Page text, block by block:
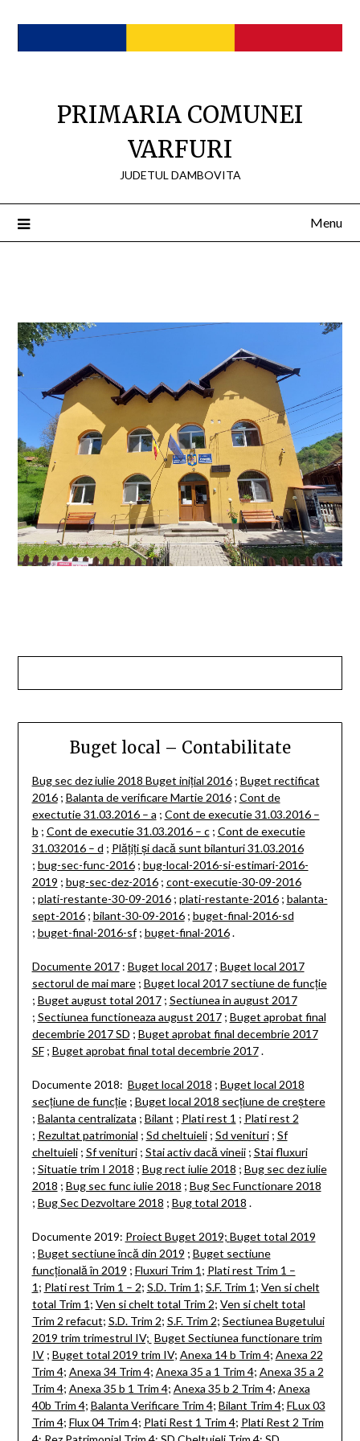
content
PRIMARIA COMUNEI
VARFURI
JUDETUL DAMBOVITA
Menu
Buget local – Contabilitate
Bug sec dez iulie 2018 Buget inițial 2016; Buget rectificat
2016; Balanta de verificare Martie 2016; Cont de
exectutie 31.03.2016 – a ; Cont de executie 31.03.2016 –
b ; Cont de executie 31.03.2016 – c; Cont de executie
31.032016 – d ; Plățiți și dacă sunt bilanturi 31.03.2016
; bug-sec-func-2016; bug-local-2016-si-estimari-2016-
2019 ; bug-sec-dez-2016; cont-executie-30-09-2016
; plati-restante-30-09-2016; plati-restante-2016; balanta-
sept-2016; bilant-30-09-2016; buget-final-2016-sd
; buget-final-2016-sf; buget-final-2016.
Documente 2017: Buget local 2017; Buget local 2017
sectorul de mai mare; Buget local 2017 sectiune de funcție
; Buget august total 2017; Sectiunea in august 2017
; Sectiunea functioneaza august 2017; Buget aprobat final
decembrie 2017 SD ; Buget aprobat final decembrie 2017
SF; Buget aprobat final total decembrie 2017.
Documente 2018: Buget local 2018 ; Buget local 2018
secțiune de funcție; Buget local 2018 secțiune de creștere
; Balanta centralizata ; Bilant ; Plati rest 1 ; Plati rest 2
; Rezultat patrimonial ; Sd cheltuieli; Sd venituri; Sf
cheltuieli; Sf venituri; Stai activ dacă vineii; Stai fluxuri
; Situatie trim I 2018 ; Bug rect iulie 2018 ; Bug sec dez iulie
2018 ; Bug sec func iulie 2018 ; Bug Sec Functionare 2018
; Bug Sec Dezvoltare 2018 ; Bug total 2018 .
Documente 2019: Proiect Buget 2019; Buget total 2019
; Buget sectiune încă din 2019 ; Buget sectiune
funcțională în 2019 ; Fluxuri Trim 1 ; Plati rest Trim 1 –
1 ; Plati rest Trim 1 – 2; S.D. Trim 1 ; S.F. Trim 1 ; Ven si chelt
total Trim 1 ; Ven si chelt total Trim 2; Ven si chelt total
Trim 2 refacut; S.D. Trim 2; S.F. Trim 2; Sectiunea Bugetului
2019 trim trimestrul IV; Buget Sectiunea functionare trim
IV; Buget total 2019 trim IV; Anexa 14 b Trim 4; Anexa 22
Trim 4; Anexa 34 Trim 4; Anexa 35 a 1 Trim 4; Anexa 35 a 2
Trim 4; Anexa 35 b 1 Trim 4; Anexa 35 b 2 Trim 4; Anexa
40b Trim 4; Balanta Verificare Trim 4; Bilant Trim 4; FLux 03
Trim 4; Flux 04 Trim 4; Plati Rest 1 Trim 4; Plati Rest 2 Trim